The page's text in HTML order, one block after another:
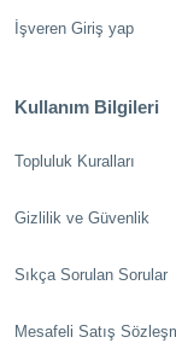
İşveren Giriş yap
Kullanım Bilgileri
Topluluk Kuralları
Gizlilik ve Güvenlik
Sıkça Sorulan Sorular
Mesafeli Satış